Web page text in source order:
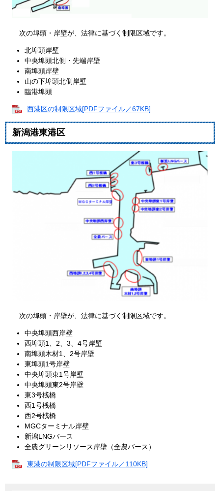
次の埠頭・岸壁が、法律に基づく制限区域です。
北埠頭岸壁
中央埠頭北側・先端岸壁
南埠頭岸壁
山の下埠頭北側岸壁
臨港埠頭
西港区の制限区域[PDFファイル／67KB]
新潟港東港区
次の埠頭・岸壁が、法律に基づく制限区域です。
中央埠頭西岸壁
西埠頭1、2、3、4号岸壁
南埠頭木材1、2号岸壁
東埠頭1号岸壁
中央埠頭東1号岸壁
中央埠頭東2号岸壁
東3号桟橋
西1号桟橋
西2号桟橋
MGCターミナル岸壁
新潟LNGバース
全農グリーンリソース岸壁（全農バース）
東港の制限区域[PDFファイル／110KB]